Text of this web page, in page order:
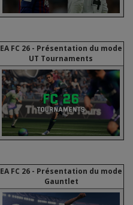
EA FC 26 - Présentation du mode
UT Tournaments
EA FC 26 - Présentation du mode
Gauntlet